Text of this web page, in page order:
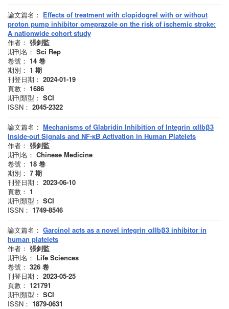
論文篇名： Effects of treatment with clopidogrel with or without
proton pump inhibitor omeprazole on the risk of ischemic stroke:
A nationwide cohort study
作者： 張釗監
期刊名： Sci Rep
卷號： 14 卷
期別： 1 期
刊登日期： 2024-01-19
頁數： 1686
期刊類型： SCI
ISSN： 2045-2322
論文篇名： Mechanisms of Glabridin Inhibition of Integrin αIIbβ3
Inside-out Signals and NF-κB Activation in Human Platelets
作者： 張釗監
期刊名： Chinese Medicine
卷號： 18 卷
期別： 7 期
刊登日期： 2023-06-10
頁數： 1
期刊類型： SCI
ISSN： 1749-8546
論文篇名： Garcinol acts as a novel integrin αIIbβ3 inhibitor in
human platelets
作者： 張釗監
期刊名： Life Sciences
卷號： 326 卷
刊登日期： 2023-05-25
頁數： 121791
期刊類型： SCI
ISSN： 1879-0631